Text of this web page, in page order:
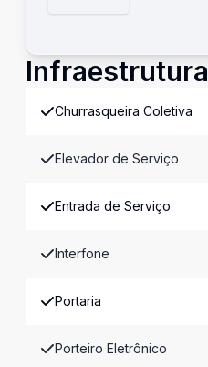
Infraestrutura
Churrasqueira Coletiva
Elevador de Serviço
Entrada de Serviço
Interfone
Portaria
Porteiro Eletrônico